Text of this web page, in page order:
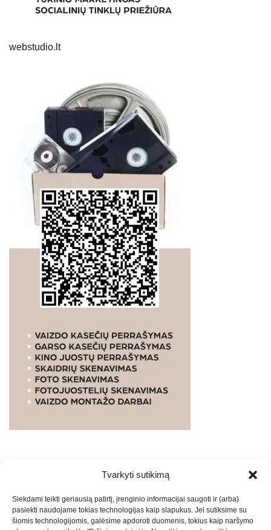
Tvarkyti sutikimą
Siekdami teikti geriausią patirtį, įrenginio informacijai saugoti ir (arba)
pasiekti naudojame tokias technologijas kaip slapukus. Jei sutiksime su
šiomis technologijomis, galėsime apdoroti duomenis, tokius kaip naršymo
webstudio.lt
PASLAUGOS. SEO tekstų rašymas, turinio kūrimas,
straipsnių rašymas ir talpinimas į mūsų valdomas